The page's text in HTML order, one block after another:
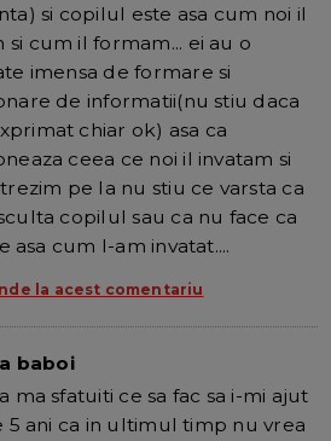
si copilul este asa cum noi il
si cum il formam... ei au o
imensa de formare si
de informatii(nu stiu daca
chiar ok) asa ca
ceea ce noi il invatam si
pe la nu stiu ce varsta ca
copilul sau ca nu face ca
asa cum l-am invatat....
la acest comentariu
baboi
ma sfatuiti ce sa fac sa i-mi ajut
5 ani ca in ultimul timp nu vrea